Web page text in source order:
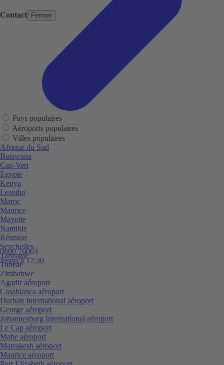
Contact Fermer
0800 76063
Jusqu’à 17:30
Pays populaires
Aéroports populaires
Villes populaires
Afrique du Sud
Botswana
Cap-Vert
Égypte
Kenya
Lesotho
Maroc
Maurice
Mayotte
Namibie
Réunion
Seychelles
Tanzanie
Tunisie
Zimbabwe
Agadir aéroport
Casablanca aéroport
Durban International aéroport
George aéroport
Johannesburg International aéroport
Le Cap aéroport
Mahe aéroport
Marrakesh aéroport
Maurice aéroport